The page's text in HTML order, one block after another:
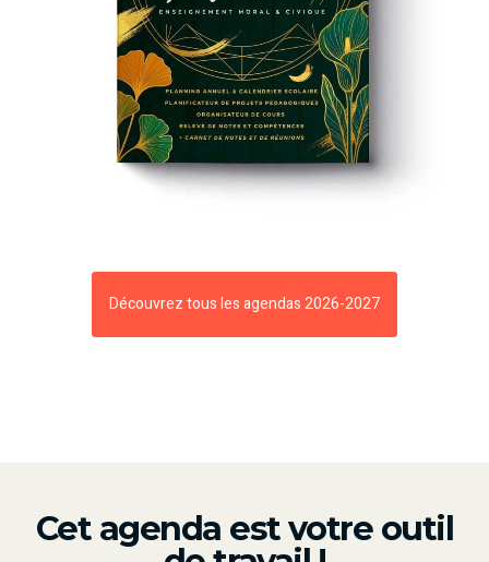
Découvrez tous les agendas 2026-2027
Cet agenda est votre outil